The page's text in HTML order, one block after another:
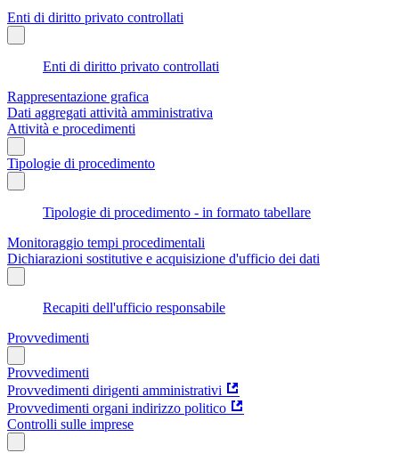
Enti di diritto privato controllati
Enti di diritto privato controllati
Rappresentazione grafica
Dati aggregati attività amministrativa
Attività e procedimenti
Tipologie di procedimento
Tipologie di procedimento - in formato tabellare
Monitoraggio tempi procedimentali
Dichiarazioni sostitutive e acquisizione d'ufficio dei dati
Recapiti dell'ufficio responsabile
Provvedimenti
Provvedimenti
Provvedimenti dirigenti amministrativi
Provvedimenti organi indirizzo politico
Controlli sulle imprese